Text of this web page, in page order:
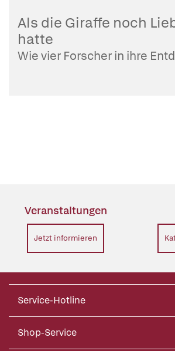
Als die Giraffe noch
hatte
Wie vier Forscher in ihre
Veranstaltungen
Jetzt informieren
Service-Hotline
Shop-Service